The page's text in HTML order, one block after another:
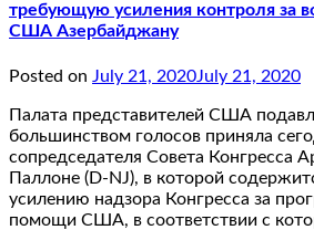
требующую усиления контроля за
США Азербайджану
Posted on July 21, 2020July 21, 2020
Палата представителей США
большинством голосов приняла
сопредседателя Совета Конгресса
Паллоне (D-NJ), в которой
усилению надзора Конгресса за
помощи США, в соответствии с